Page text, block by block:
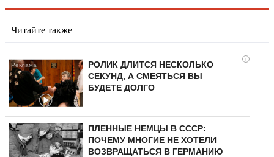
Читайте также
i
РОЛИК ДЛИТСЯ НЕСКОЛЬКО
СЕКУНД, А СМЕЯТЬСЯ ВЫ
БУДЕТЕ ДОЛГО
ПЛЕННЫЕ НЕМЦЫ В СССР:
ПОЧЕМУ МНОГИЕ НЕ ХОТЕЛИ
ВОЗВРАЩАТЬСЯ В ГЕРМАНИЮ